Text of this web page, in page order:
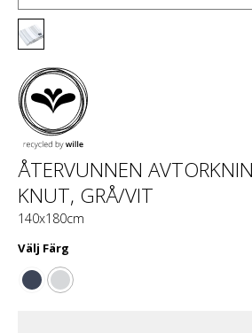
ÅTERVUNNEN
KNUT, GRÅ/VIT
140x180cm
Välj Färg